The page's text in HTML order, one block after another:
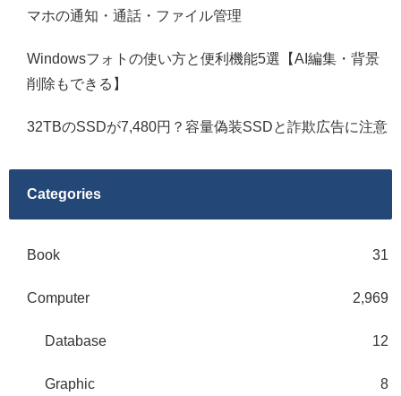
マホの通知・通話・ファイル管理
Windowsフォトの使い方と便利機能5選【AI編集・背景
削除もできる】
32TBのSSDが7,480円？容量偽装SSDと詐欺広告に注意
Categories
Book 31
Computer 2,969
Database 12
Graphic 8